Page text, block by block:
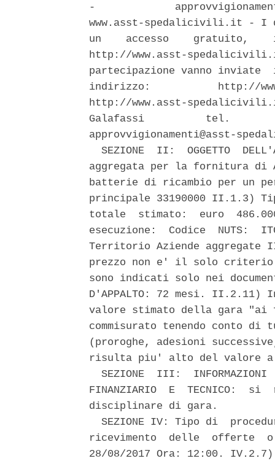
-
www.asst-spedalicivili.it - I
un    accesso    gratuito,
http://www.asst-
partecipazione vanno
indirizzo:           http://
http://www.asst-
Galafassi          tel.
approvvigionamenti@asst-
SEZIONE  II:  OGGETTO
aggregata per la fornitura
batterie di ricambio per un
principale 33190000 II.1.3)
totale  stimato:  euro
esecuzione:  Codice  NUTS:
Territorio Aziende
prezzo non e' il solo
sono indicati solo nei documenti
D'APPALTO: 72 mesi.
valore stimato della gara
commisurato tenendo conto
(proroghe, adesioni
risulta piu' alto del valore
SEZIONE  III:  INFORMAZIONI
FINANZIARIO  E  TECNICO:
disciplinare di gara.
SEZIONE IV: Tipo di
ricevimento  delle  offerte
28/08/2017 Ora: 12:00.